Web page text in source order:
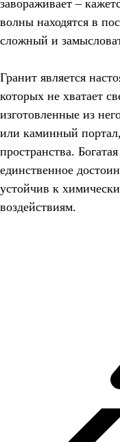
завораживает –
волны находятся в
сложный и
Гранит является
которых не хватает
изготовленные из
или каминный
пространства.
единственное
устойчив к
воздействиям.